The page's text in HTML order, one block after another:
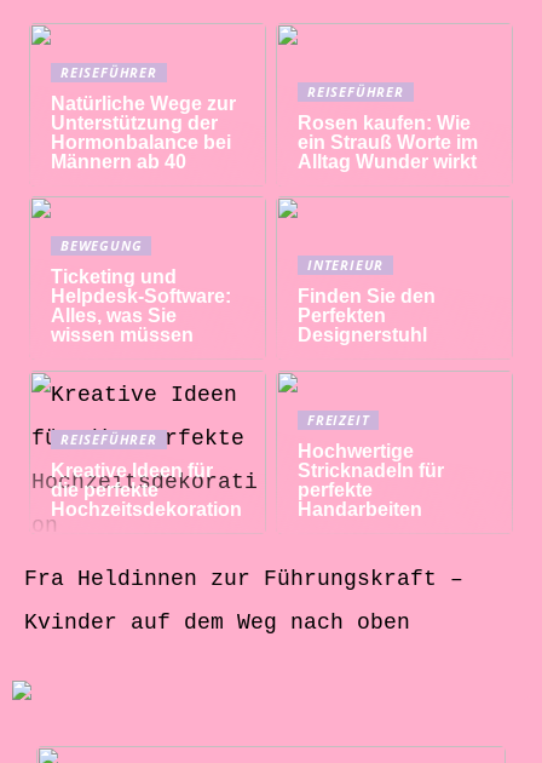
REISEFÜHRER
Natürliche Wege zur
Unterstützung der
Hormonbalance bei
Männern ab 40
REISEFÜHRER
Rosen kaufen: Wie
ein Strauß Worte im
Alltag Wunder wirkt
BEWEGUNG
Ticketing und
Helpdesk-Software:
Alles, was Sie
wissen müssen
INTERIEUR
Finden Sie den
Perfekten
Designerstuhl
REISEFÜHRER
Kreative Ideen für
die perfekte
Hochzeitsdekoration
FREIZEIT
Hochwertige
Stricknadeln für
perfekte
Handarbeiten
Fra Heldinnen zur Führungskraft –
Kvinder auf dem Weg nach oben